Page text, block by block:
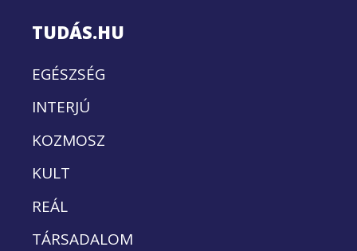
TUDÁS.HU
EGÉSZSÉG
INTERJÚ
KOZMOSZ
KULT
REÁL
TÁRSADALOM